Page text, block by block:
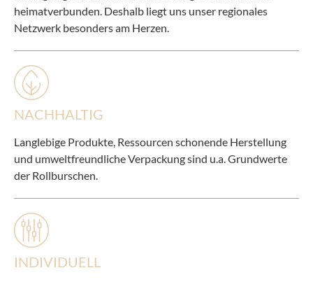
heimatverbunden. Deshalb liegt uns unser regionales
Netzwerk besonders am Herzen.
NACHHALTIG
Langlebige Produkte, Ressourcen schonende Herstellung
und umweltfreundliche Verpackung sind u.a. Grundwerte
der Rollburschen.
INDIVIDUELL